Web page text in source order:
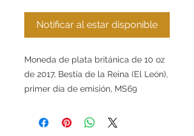
Notificar al estar disponible
Moneda de plata británica de 10 oz
de 2017, Bestia de la Reina (El León),
primer día de emisión, MS69